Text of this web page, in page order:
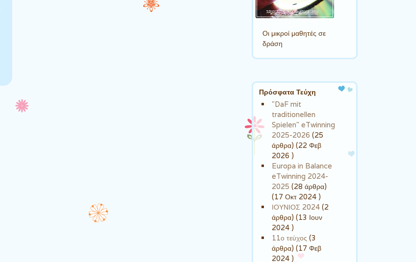
Οι μικροί μαθητές σε
δράση
Πρόσφατα Τεύχη
"DaF mit
traditionellen
Spielen" eTwinning
2025-2026 (25
άρθρα) (22 Φεβ
2026 )
Europa in Balance
eTwinning 2024-
2025 (28 άρθρα)
(17 Οκτ 2024 )
ΙΟΥΝΙΟΣ 2024 (2
άρθρα) (13 Ιουν
2024 )
11ο τεύχος (3
άρθρα) (17 Φεβ
2024 )